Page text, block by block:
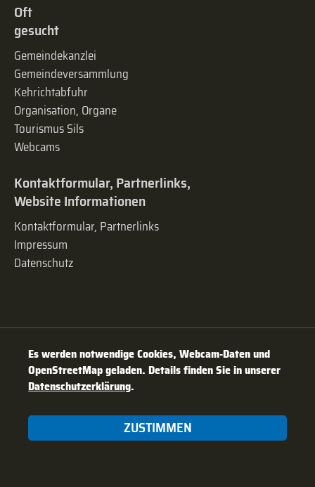
Oft
gesucht
Gemeindekanzlei
Gemeinde­versammlung
Kehrichtabfuhr
Organisation, Organe
Tourismus Sils
Webcams
Kontaktformular, Partnerlinks,
Website Informationen
Kontaktformular, Partnerlinks
Impressum
Datenschutz
Es werden notwendige Cookies, Webcam-Daten und
OpenStreetMap geladen. Details finden Sie in unserer
Datenschutzerklärung.
ZUSTIMMEN